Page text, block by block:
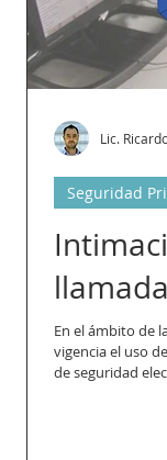
En el ámbito de
vigencia el uso
de seguridad
Seguridad
Lic.